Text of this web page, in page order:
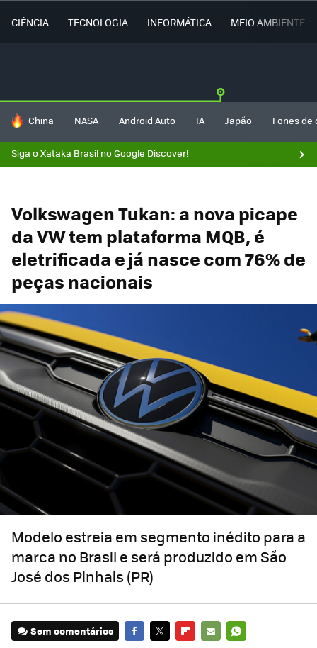
CIÊNCIA TECNOLOGIA INFORMÁTICA MEIO AMBIENTE
TENDÊNCIAS DO DIA
China NASA Android Auto IA Japão Fones de
Siga o Xataka Brasil no Google Discover!
Volkswagen Tukan: a nova picape
da VW tem plataforma MQB, é
eletrificada e já nasce com 76% de
peças nacionais
Modelo estreia em segmento inédito para a
marca no Brasil e será produzido em São
José dos Pinhais (PR)
Sem comentários